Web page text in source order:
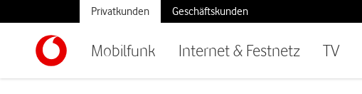
Mobilfunk Internet & Festnetz TV
Privatkunden Geschäftskunden